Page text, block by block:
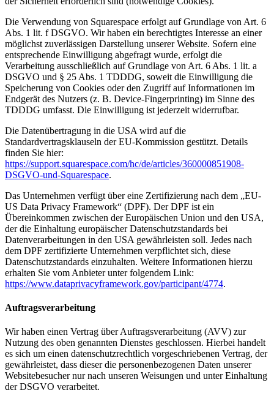
Die Verwendung von Squarespace erfolgt auf Grundlage von Art. 6
Abs. 1 lit. f DSGVO. Wir haben ein berechtigtes Interesse an einer
möglichst zuverlässigen Darstellung unserer Website. Sofern eine
entsprechende Einwilligung abgefragt wurde, erfolgt die
Verarbeitung ausschließlich auf Grundlage von Art. 6 Abs. 1 lit. a
DSGVO und § 25 Abs. 1 TDDDG, soweit die Einwilligung die
Speicherung von Cookies oder den Zugriff auf Informationen im
Endgerät des Nutzers (z. B. Device-Fingerprinting) im Sinne des
TDDDG umfasst. Die Einwilligung ist jederzeit widerrufbar.
Die Datenübertragung in die USA wird auf die
Standardvertragsklauseln der EU-Kommission gestützt. Details
finden Sie hier:
https://support.squarespace.com/hc/de/articles/360000851908-
DSGVO-und-Squarespace.
Das Unternehmen verfügt über eine Zertifizierung nach dem „EU-
US Data Privacy Framework“ (DPF). Der DPF ist ein
Übereinkommen zwischen der Europäischen Union und den USA,
der die Einhaltung europäischer Datenschutzstandards bei
Datenverarbeitungen in den USA gewährleisten soll. Jedes nach
dem DPF zertifizierte Unternehmen verpflichtet sich, diese
Datenschutzstandards einzuhalten. Weitere Informationen hierzu
erhalten Sie vom Anbieter unter folgendem Link:
https://www.dataprivacyframework.gov/participant/4774.
Auftragsverarbeitung
Wir haben einen Vertrag über Auftragsverarbeitung (AVV) zur
Nutzung des oben genannten Dienstes geschlossen. Hierbei handelt
es sich um einen datenschutzrechtlich vorgeschriebenen Vertrag, der
gewährleistet, dass dieser die personenbezogenen Daten unserer
Websitebesucher nur nach unseren Weisungen und unter Einhaltung
der DSGVO verarbeitet.